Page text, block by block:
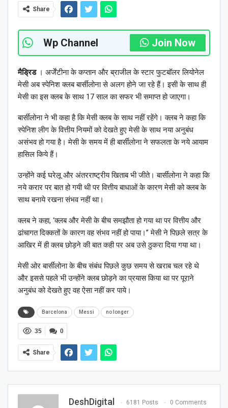
Share
Wp Channel Join Now
मैड्रिड। अर्जेंटीना के कप्तान और ब्राजील के स्टार फुटबॉलर लियोनेल
मेसी अब स्पेनिश क्लब बार्सीलोना से अलग होने जा रहे हैं। इसी के साथ ही
मेसी का इस क्लब के साथ 17 साल का सफर भी समाप्त हो जाएगा।
बार्सीलोना ने भी कहा है कि मेसी क्लब के साथ नहीं रहेंगे। क्लब ने कहा कि
स्पेनिश लीग के वित्तीय नियमों को देखते हुए मेसी के साथ नया अनुबंध
असंभव हो गया है। मेसी के समय में ही बार्सीलोना ने सफलता के नये आयाम
हासिल किये हैं।
उन्होंने कई घरेलू और अंतरराष्ट्रीय खिताब भी जीते। बार्सीलोना ने कहा कि
नये करार पर बात हो गयी थी पर वित्तीय बाधाओं के कारण मेसी को क्लब के
साथ बनाये रखना संभव नहीं था।
क्लब ने कहा, ‘क्लब और मेसी के बीच समझौता हो गया था पर वित्तीय और
ढांचागत दिक्कतों के कारण वह संभव नहीं हो पाया।” मेसी ने पिछले सत्र के
आखिर में ही क्लब छोड़ने की बात कही पर अब उसे ठुकरा दिया गया था।
मेसी ओर बार्सीलोना के बीच संबंध पिछले कुछ समय से खराब चल रहे थे
और इससे पहले भी उन्होंने क्लब छोड़ने का प्रयास किया था पर पूराने
अनुबंध को देखते हुए वह ऐसा नहीं कर पाये।
Barcelona Messi no longer
0
35
Share
DeshDigital 6181 Posts 0 Comments